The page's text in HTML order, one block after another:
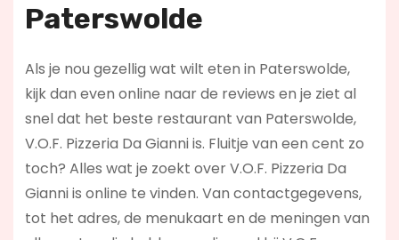
Paterswolde
Als je nou gezellig wat wilt eten in Paterswolde,
kijk dan even online naar de reviews en je ziet al
snel dat het beste restaurant van Paterswolde,
V.O.F. Pizzeria Da Gianni is. Fluitje van een cent zo
toch? Alles wat je zoekt over V.O.F. Pizzeria Da
Gianni is online te vinden. Van contactgegevens,
tot het adres, de menukaart en de meningen van